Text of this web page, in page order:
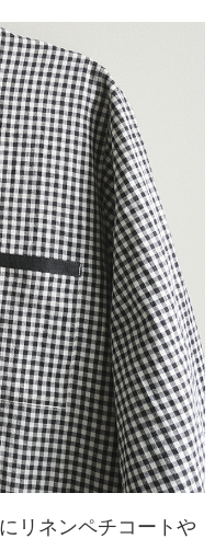
リネンペチコートや